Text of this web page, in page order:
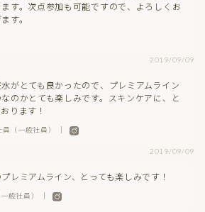
す。次点参加も可能ですので、よろしくお
す。
2019/09/09
がとても良かったので、プレミアムライン
のかとても楽しみです。スキンケアに、と
ります！
（一般社員） ｜
2019/09/09
レミアムライン、とっても楽しみです！
般社員） ｜